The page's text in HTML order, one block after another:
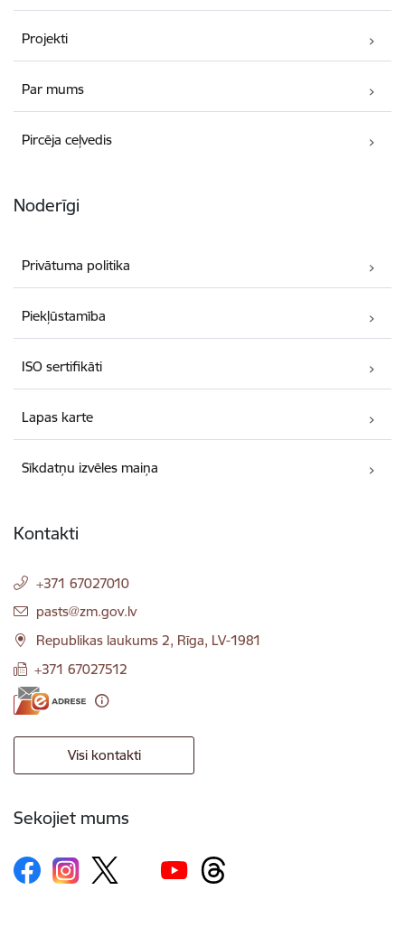
Projekti
Par mums
Pircēja ceļvedis
Noderīgi
Privātuma politika
Piekļūstamība
ISO sertifikāti
Lapas karte
Sīkdatņu izvēles maiņa
Kontakti
+371 67027010
E-pasts:
pasts@zm.gov.lv
Republikas laukums 2, Rīga, LV-1981
+371 67027512
Visi kontakti
Sekojiet mums